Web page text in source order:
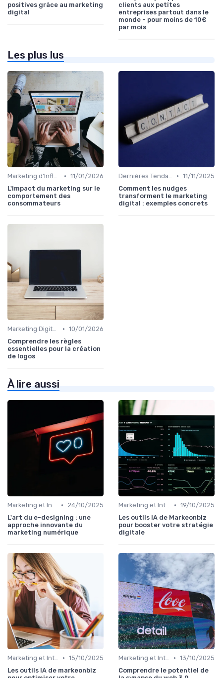
positives grâce au marketing
digital
clients aux petites
entreprises partout dans le
monde - pour moins de 10€
par mois
Les plus lus
Marketing d'Influence • 11/01/2026
L'impact du marketing sur le
comportement des
consommateurs
Dernières Tendances en Marketing Digital • 11/11/2025
Comment les nudges
transforment le marketing
digital : exemples concrets
Marketing Digital et Réglementations • 10/01/2026
Comprendre les règles
essentielles pour la création
de logos
À lire aussi
Marketing et Intelligence Artificielle •
24/10/2025
L'art du e-designing : une
approche innovante du
marketing numérique
Marketing et Intelligence Artificielle • 19/10/2025
Les outils IA de Markeonbiz
pour booster votre stratégie
digitale
Marketing et Intelligence Artificielle • 15/10/2025
Les outils IA de markeonbiz
Marketing et Intelligence Artificielle • 13/10/2025
Comprendre le potentiel de